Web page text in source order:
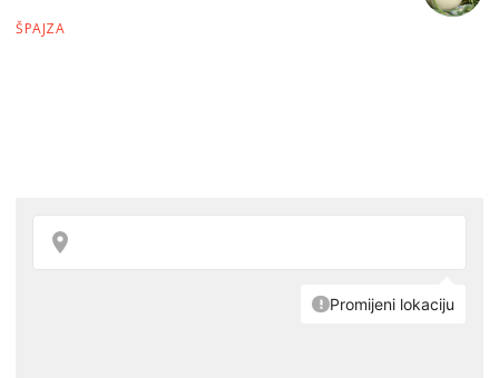
ŠPAJZA